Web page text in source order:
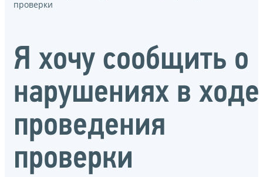
проверки
Я хочу сообщить о
нарушениях в ходе
проведения
проверки